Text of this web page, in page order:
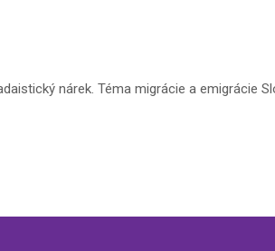
nárek. Téma migrácie a